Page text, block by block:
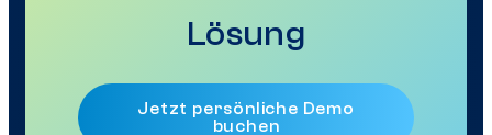
Lösung
Jetzt persönliche Demo
buchen